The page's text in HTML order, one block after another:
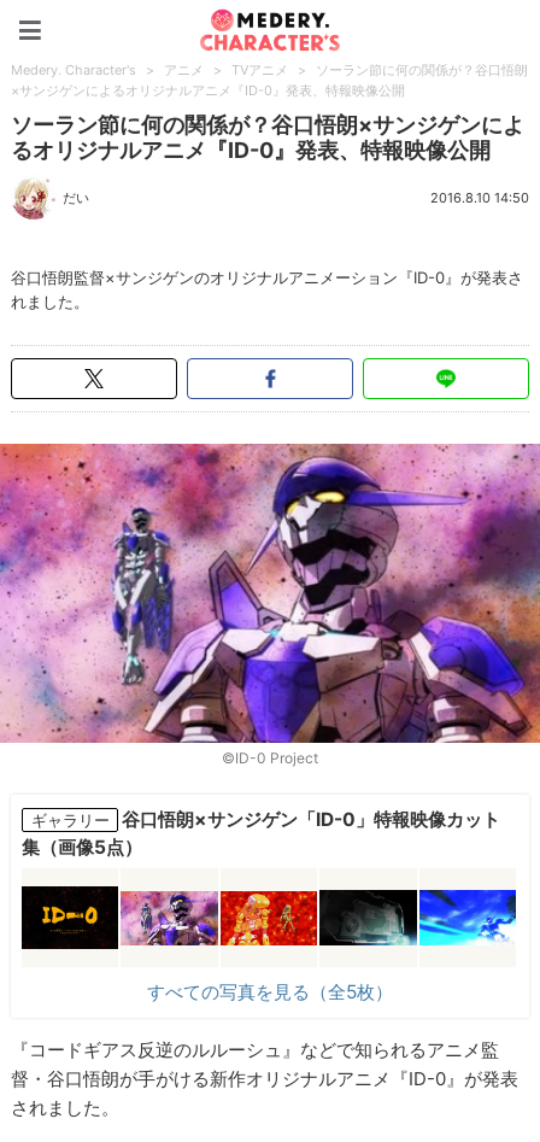
Medery. Character's > アニメ > TVアニメ >
ソーラン節に何の関係が？谷口悟朗
×サンジゲンによるオリジナルアニメ『ID-0』発表、特報映像公開
ソーラン節に何の関係が？谷口悟朗×サンジゲンによ
るオリジナルアニメ『ID-0』発表、特報映像公開
だい 2016.8.10 14:50
谷口悟朗監督×サンジゲンのオリジナルアニメーション『ID-0』が発表さ
れました。
©ID-0 Project
ギャラリー
谷口悟朗×サンジゲン「ID-0」特報映像カット
集（画像5点）
すべての写真を見る（全5枚）
『コードギアス反逆のルルーシュ』などで知られるアニメ監
督・谷口悟朗が手がける新作オリジナルアニメ『ID-0』が発表
されました。